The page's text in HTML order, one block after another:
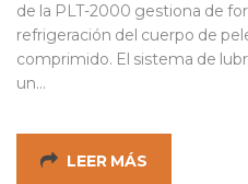
de la PLT-2000 gestiona de
refrigeración del cuerpo de
comprimido. El sistema de
un…
LEER MÁS